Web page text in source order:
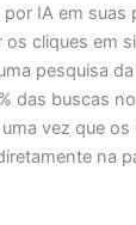
IA em suas
cliques em
pesquisa
das buscas
vez que os
na